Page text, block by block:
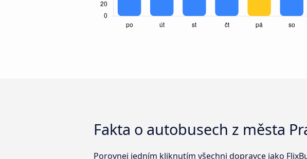
Fakta o autobusech z města
Porovnej jedním kliknutím všechni dopravce jako